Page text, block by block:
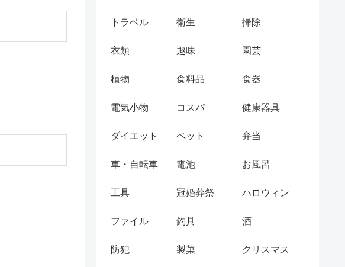
トラベル 衛生 掃除
衣類 趣味 園芸
植物 食料品 食器
電気小物 コスパ 健康器具
ダイエット ペット 弁当
車・自転車 電池 お風呂
工具 冠婚葬祭 ハロウィン
ファイル 釣具 酒
防犯 製菓 クリスマス